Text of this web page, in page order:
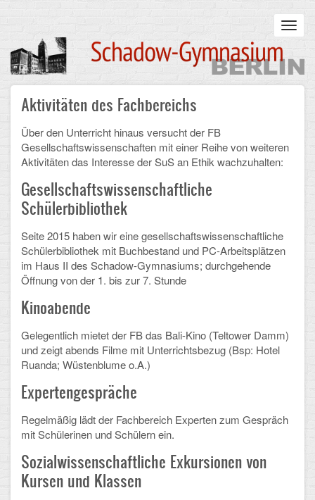
content
Main
navigation
STARTSEITE
UNSERE SCHULE
Infos zum Schulalltag
Was uns wichtig ist
Sanierung
Schulpartnerschaft
Historisches
Schulalbum
Schulleitung
Schülervertretung
Aktivitäten des Fachbereichs
Überden Unterricht hinaus versucht der FB
Gesellschaftswissenschaften mit einer Reihe von weiteren
Aktivitäten das Interesse der SuS an Ethik wachzuhalten:
Gesellschaftswissenschaftliche
Schülerbibliothek
Seite 2015 haben wir eine gesellschaftswissenschaftliche
Schülerbibliothek mit Buchbestand und PC-Arbeitsplätzen
im Haus II des Schadow-Gymnasiums; durchgehende
Öffnung von der 1. bis zur 7. Stunde
Kinoabende
Gelegentlich mietet der FB das Bali-Kino (Teltower Damm)
und zeigt abends Filme mit Unterrichtsbezug (Bsp: Hotel
Ruanda; Wüstenblume o.A.)
Expertengespräche
Regelmäßig lädt der Fachbereich Experten zum Gespräch
mit Schülerinen und Schülern ein.
Sozialwissenschaftliche Exkursionen von
Kursen und Klassen